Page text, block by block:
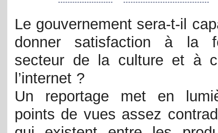
Le gouvernement sera-t-il
donner satisfaction à la
secteur de la culture et à
l’internet ?
Un reportage met en
points de vues assez